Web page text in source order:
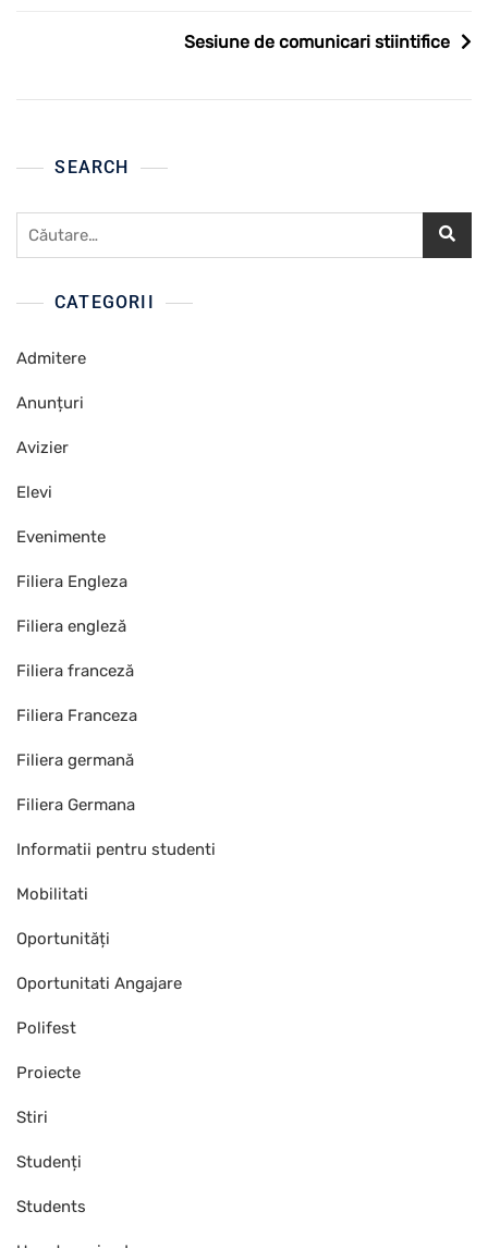
Sesiune de comunicari stiintifice
SEARCH
Caută
CATEGORII
Admitere
Anunțuri
Avizier
Elevi
Evenimente
Filiera Engleza
Filiera engleză
Filiera franceză
Filiera Franceza
Filiera germană
Filiera Germana
Informatii pentru studenti
Mobilitati
Oportunități
Oportunitati Angajare
Polifest
Proiecte
Stiri
Studenți
Students